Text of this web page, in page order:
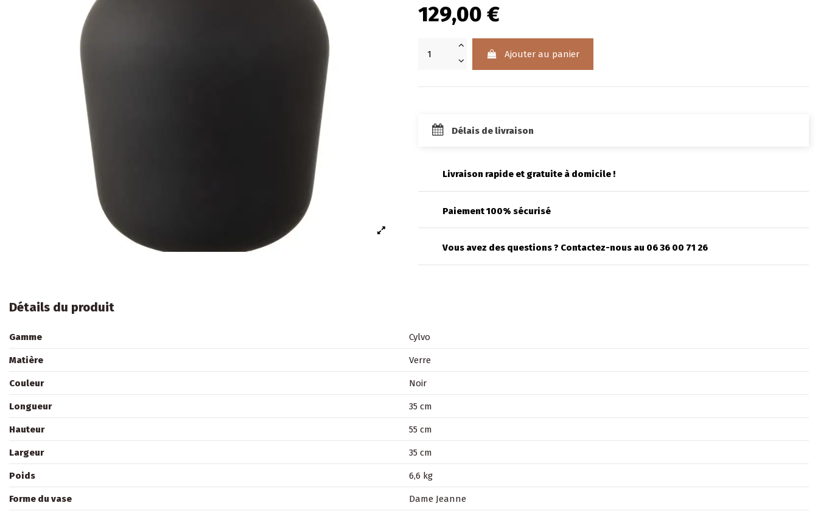
129,00 €
Ajouter au panier
Délais de livraison
Livraison rapide et gratuite à domicile !
Paiement 100% sécurisé
Vous avez des questions ? Contactez-nous au 06 36 00 71 26
Détails du produit
Gamme Cylvo
Matière Verre
Couleur Noir
Longueur 35 cm
Hauteur 55 cm
Largeur 35 cm
Poids 6,6 kg
Forme du vase Dame Jeanne